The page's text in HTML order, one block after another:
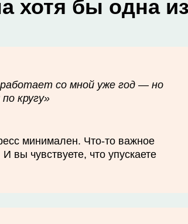
минимален. Что-то важное
вы чувствуете, что упускаете
со мной уже год — но
кругу»
хотя бы одна